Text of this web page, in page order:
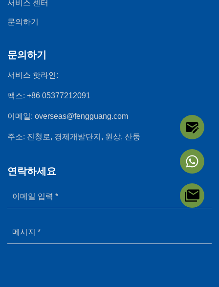
서비스 센터
문의하기
문의하기
서비스 핫라인:
팩스: +86 05377212091
이메일: overseas@fengguang.com
주소: 진청로, 경제개발단지, 원상, 산둥
연락하세요